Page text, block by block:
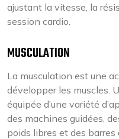
ajustant la vitesse, la
session cardio.
MUSCULATION
La musculation est une
développer les muscles.
équipée d’une variété
des machines guidées,
poids libres et des